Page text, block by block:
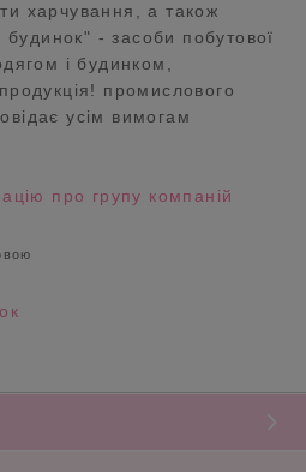
харчування, а також
будинок" - засоби побутової
і будинком,
промислового
усім вимогам
про групу компаній